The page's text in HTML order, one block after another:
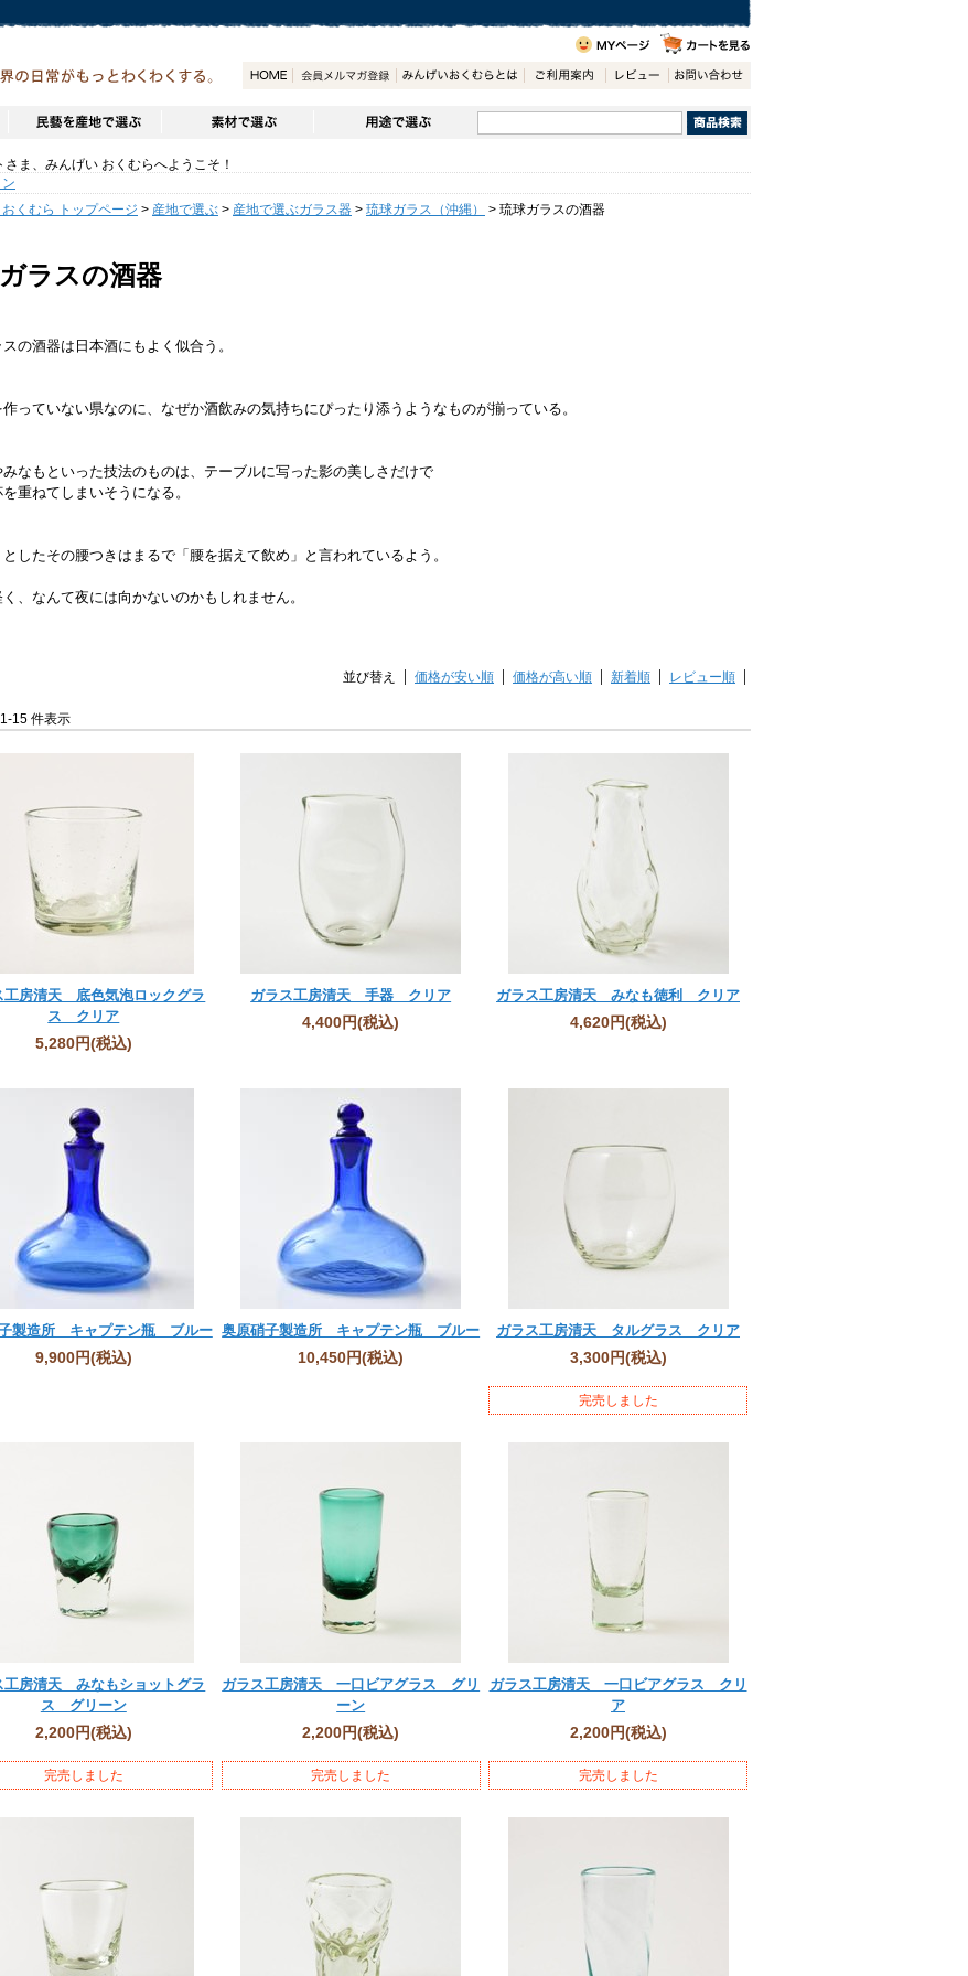
ま、みんげい おくむらへようこそ！
くむら トップページ > 産地で選ぶ > 産地で選ぶガラス器 > 琉球ガラス（沖縄） > 琉球ガラスの酒器
ラスの酒器
の酒器は日本酒にもよく似合う。
作っていない県なのに、なぜか酒飲みの気持ちにぴったり添うようなものが揃っている。
みなもといった技法のものは、テーブルに写った影の美しさだけで
重ねてしまいそうになる。
したその腰つきはまるで「腰を据えて飲め」と言われているよう。
、なんて夜には向かないのかもしれません。
並び替え 価格が安い順 価格が高い順 新着順 レビュー順
15 件表示
工房清天 底色気泡ロックグラ
ス クリア
5,280円(税込)
ガラス工房清天 手器 クリア
4,400円(税込)
ガラス工房清天 みなも徳利 クリア
4,620円(税込)
製造所 キャプテン瓶 ブルー
9,900円(税込)
奥原硝子製造所 キャプテン瓶 ブルー
10,450円(税込)
ガラス工房清天 タルグラス クリア
3,300円(税込)
完売しました
工房清天 みなもショットグラ
ス グリーン
2,200円(税込)
完売しました
ガラス工房清天 一口ビアグラス グリ
ーン
2,200円(税込)
完売しました
ガラス工房清天 一口ビアグラス クリ
ア
2,200円(税込)
完売しました